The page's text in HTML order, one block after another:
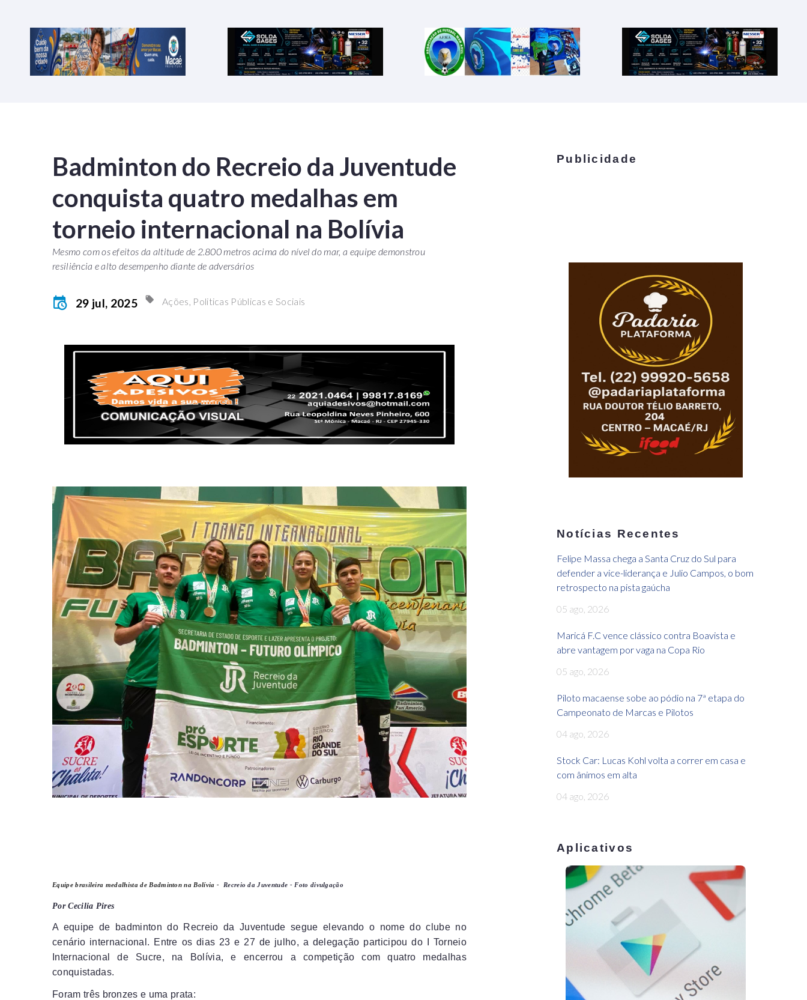
Badminton do Recreio da Juventude
conquista quatro medalhas em
torneio internacional na Bolívia
Mesmo com os efeitos da altitude de 2.800 metros acima do nível do mar, a equipe demonstrou
resiliência e alto desempenho diante de adversários
29 jul, 2025 Ações, Politicas Públicas e Sociais
Equipe brasileira medalhista de Badminton na Bolívia - Recreio da Juventude - Foto divulgação
Por Cecilia Pires
A equipe de badminton do Recreio da Juventude segue elevando o nome do clube no
cenário internacional. Entre os dias 23 e 27 de julho, a delegação participou do I Torneio
Internacional de Sucre, na Bolívia, e encerrou a competição com quatro medalhas
conquistadas.
Foram três bronzes e uma prata:
Publicidade
Notícias Recentes
Felipe Massa chega a Santa Cruz do Sul para
defender a vice-liderança e Julio Campos, o bom
retrospecto na pista gaúcha
05 ago, 2026
Maricá F.C vence clássico contra Boavista e
abre vantagem por vaga na Copa Rio
05 ago, 2026
Piloto macaense sobe ao pódio na 7ª etapa do
Campeonato de Marcas e Pilotos
04 ago, 2026
Stock Car: Lucas Kohl volta a correr em casa e
com ânimos em alta
04 ago, 2026
Aplicativos